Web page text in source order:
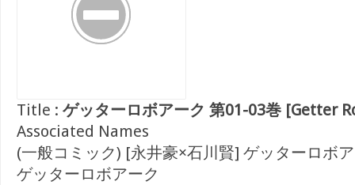
Title : ゲッターロボアーク 第01-03巻 [Getter
Associated Names
(一般コミック) [永井豪×石川賢] ゲッターロボ
ゲッターロボアーク